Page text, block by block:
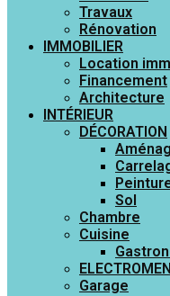
Travaux
Rénovation
IMMOBILIER
Location
Financement
Architecture
INTÉRIEUR
DÉCORATION
Sol
Chambre
Cuisine
Garage